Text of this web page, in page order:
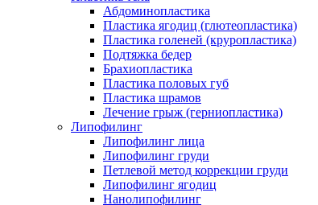
Абдоминопластика
Пластика ягодиц (глютеопластика)
Пластика голеней (круропластика)
Подтяжка бедер
Брахиопластика
Пластика половых губ
Пластика шрамов
Лечение грыж (герниопластика)
Липофилинг
Липофилинг лица
Липофилинг груди
Петлевой метод коррекции груди
Липофилинг ягодиц
Нанолипофилинг